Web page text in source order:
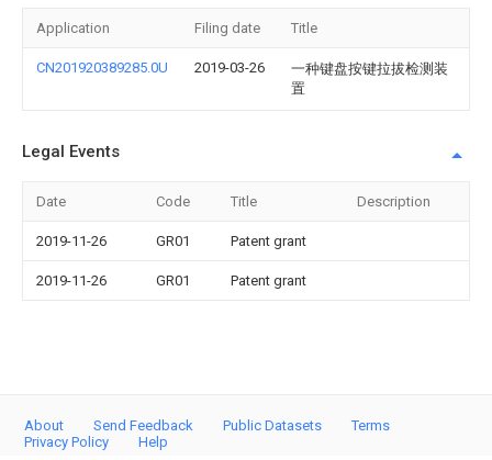
Application Filing date Title
CN201920389285.0U 2019-03-26
一种键盘按键拉拔检测装
置
Legal Events
Date Code Title Description
2019-11-26 GR01 Patent grant
2019-11-26 GR01 Patent grant
About Send Feedback Public Datasets
Terms
Privacy Policy
Help